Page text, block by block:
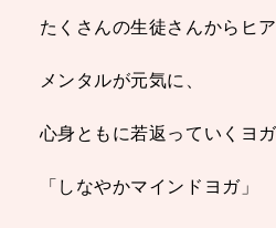
たくさんの生徒さんからヒ
メンタルが元気に、
心身ともに若返っていくヨガ
「しなやかマインドヨガ」